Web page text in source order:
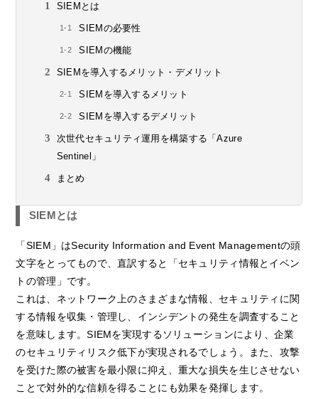
SIEMとは
SIEMの必要性
SIEMの機能
SIEMを導入するメリット・デメリット
SIEMを導入するメリット
SIEMを導入するデメリット
次世代セキュリティ運用を構築する「Azure
Sentinel」
まとめ
SIEMとは
「SIEM」はSecurity Information and Event Managementの頭
文字をとってもので、直訳すると「セキュリティ情報とイベン
トの管理」です。
これは、ネットワーク上のさまざまな情報、セキュリティに関
する情報を収集・管理し、インシデントの発生を調査すること
を意味します。SIEMを実現するソリューションにより、企業
のセキュリティリスク低下が実現されるでしょう。また、攻撃
を受けた際の被害を最小限に抑え、重大な損失を生じさせない
ことで対外的な信頼を得ることにも効果を発揮します。